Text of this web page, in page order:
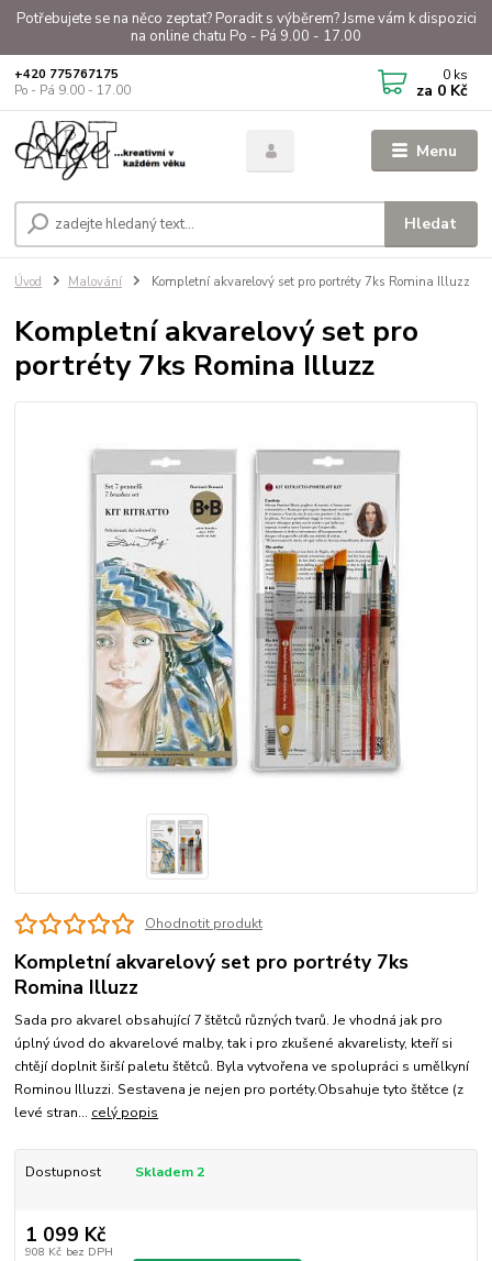
Potřebujete se na něco zeptat? Poradit s výběrem? Jsme vám k dispozici
na online chatu Po - Pá 9.00 - 17.00
Menu
Hledat
+420 775767175
Po - Pá 9.00 - 17.00
0 ks
za 0 Kč
Úvod Malování Kompletní akvarelový set pro portréty 7ks Romina Illuzz
Kompletní akvarelový set pro
portréty 7ks Romina Illuzz
Ohodnotit produkt
Kompletní akvarelový set pro portréty 7ks
Romina Illuzz
Sada pro akvarel obsahující 7 štětců různých tvarů. Je vhodná jak pro
úplný úvod do akvarelové malby, tak i pro zkušené akvarelisty, kteří si
chtějí doplnit širší paletu štětců. Byla vytvořena ve spolupráci s umělkyní
Rominou Illuzzi. Sestavena je nejen pro portéty.Obsahuje tyto štětce (z
levé stran... celý popis
Dostupnost Skladem 2
1 099 Kč
908 Kč bez DPH